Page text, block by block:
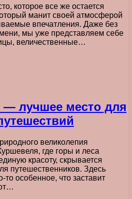
которое все же остается
манит своей атмосферой
впечатления. Даже без
мы уже представляем себе
величественные…
— лучшее место для
великолепия
где горы и леса
красоту, скрывается
путешественников. Здесь
то особенное, что заставит